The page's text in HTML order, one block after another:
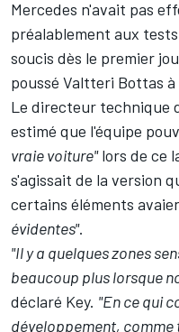
Mercedes n'avait pas
préalablement aux
soucis dès le premier
poussé Valtteri Bottas
Le directeur technique
estimé que l'équipe
vraie voiture"lors de ce
s'agissait de la version
certains éléments
évidentes".
"Il y a quelques zones
beaucoup plus lorsque
déclaré Key. "En ce qui
développement, comme